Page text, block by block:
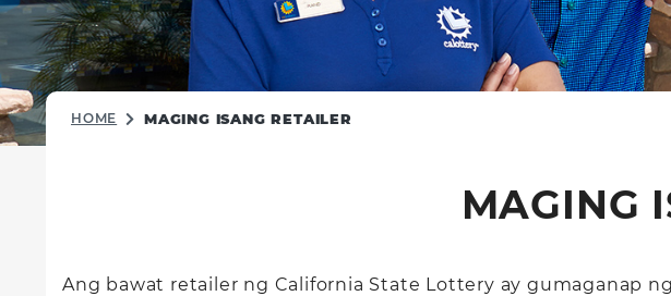
HOME MAGING ISANG RETAILER
MAGING
Ang bawat retailer ng California State Lottery ay gumaganap